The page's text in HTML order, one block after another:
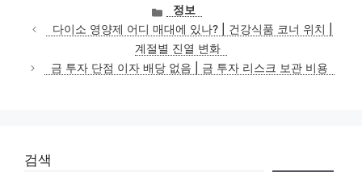
카
테
고
리
정보
다이소 영양제 어디 매대에 있나? | 건강식품 코너 위치 |
계절별 진열 변화
금 투자 단점 이자 배당 없음 | 금 투자 리스크 보관 비용
검색